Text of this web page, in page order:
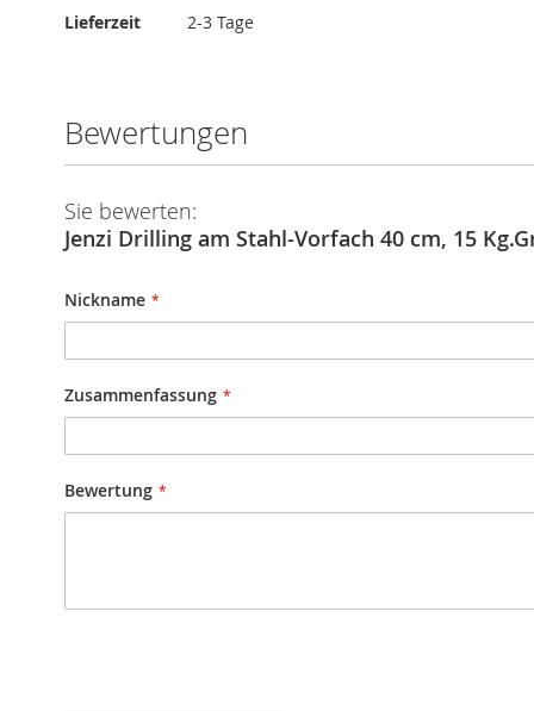
Lieferzeit
2-3 Tage
Bewertungen
Sie bewerten:
Jenzi Drilling am Stahl-Vorfach 40 cm, 15
Nickname
Zusammenfassung
Bewertung